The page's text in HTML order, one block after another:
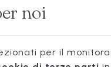
noi
per il